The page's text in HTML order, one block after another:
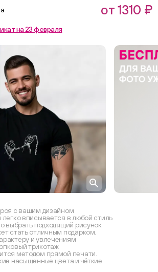
с вашим дизайном
вписывается в любой стиль
выбрать подходящий рисунок
стать отличным подарком,
и увлечениям
трикотаж
методом прямой печати.
насыщенные цвета и чёткие
от 1310 ₽
на 23 февраля